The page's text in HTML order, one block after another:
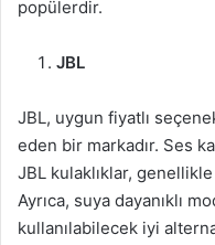
popülerdir.
JBL
JBL, uygun fiyatlı
eden bir markadır. Ses
JBL kulaklıklar,
Ayrıca, suya dayanıklı
kullanılabilecek iyi